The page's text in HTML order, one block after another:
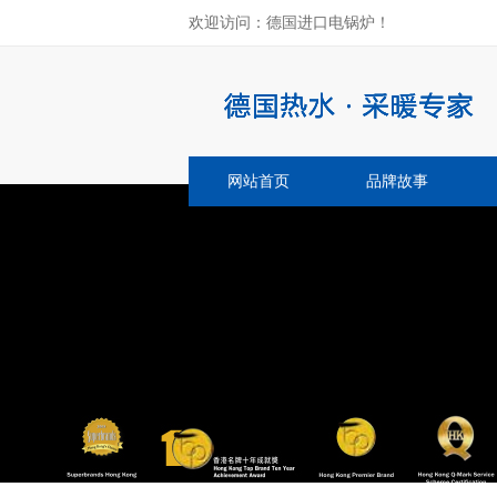
欢迎访问：德国进口电锅炉！
网站首页 品牌故事